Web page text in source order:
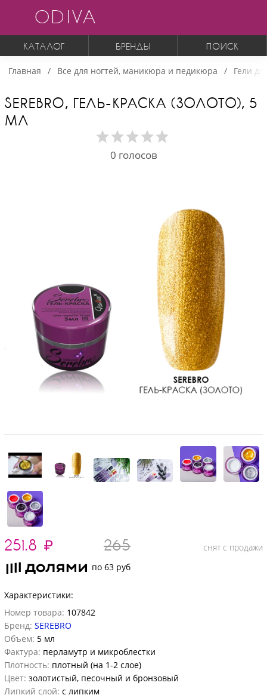
ODIVA
КАТАЛОГ БРЕНДЫ ПОИСК
Главная Все для ногтей, маникюра и педикюра Гели
SEREBRO, ГЕЛЬ-КРАСКА (ЗОЛОТО), 5
МЛ
0 голосов
251.8 ₽ 265
снят с продажи
по 63 руб
Характеристики:
Номер товара: 107842
Бренд: SEREBRO
Объем: 5 мл
Фактура: перламутр и микроблестки
Плотность: плотный (на 1-2 слое)
Цвет: золотистый, песочный и бронзовый
Липкий слой: с липким